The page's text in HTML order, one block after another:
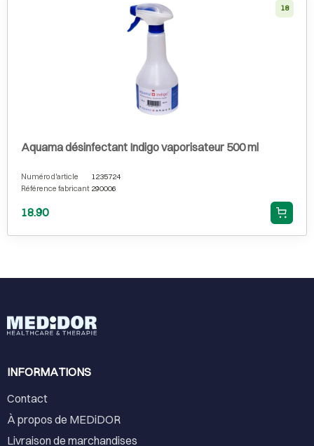
18
Aquama désinfectant Indigo vaporisateur 500 ml
Numéro d'article
1235724
Référence fabricant 290006
18.90
INFORMATIONS
Contact
À propos de MEDiDOR
Livraison de marchandises